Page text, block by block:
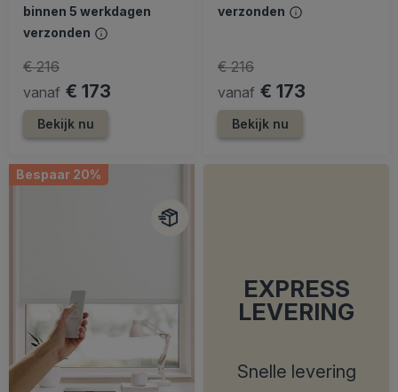
binnen 5 werkdagen
verzonden
vanaf € 173
€ 216
Bekijk nu
verzonden
vanaf € 173
€ 216
Bekijk nu
Bespaar 20%
EXPRESS
LEVERING
Snelle levering